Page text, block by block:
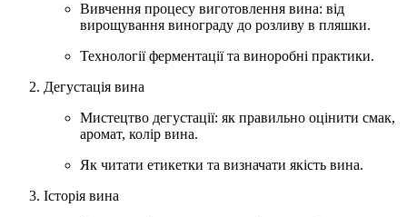
Вивчення процесу виготовлення вина: від
вирощування винограду до розливу в пляшки.
Технології ферментації та виноробні практики.
Дегустація вина
Мистецтво дегустації: як правильно оцінити смак,
аромат, колір вина.
Як читати етикетки та визначати якість вина.
Історія вина